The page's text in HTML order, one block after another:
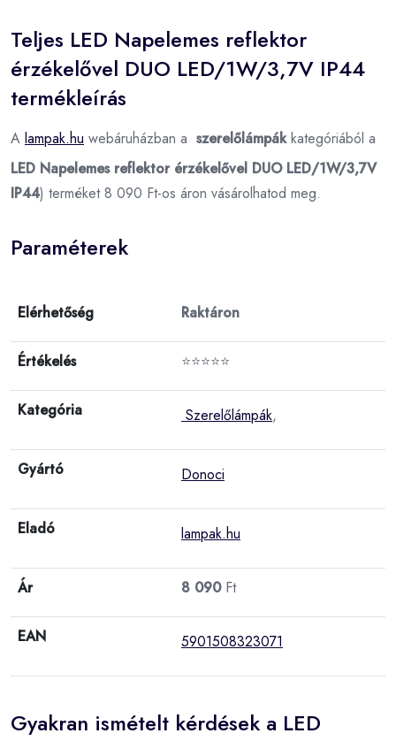
Teljes LED Napelemes reflektor
érzékelővel DUO LED/1W/3,7V IP44
termékleírás
A lampak.hu webáruházban a szerelőlámpákkategóriából a
LED Napelemes reflektor érzékelővel DUO LED/1W/3,7V
IP44) terméket 8 090 Ft-os áron vásárolhatod meg.
Paraméterek
Elérhetőség Raktáron
Értékelés ⭐⭐⭐⭐⭐
Kategória Szerelőlámpák,
Gyártó Donoci
Eladó lampak.hu
Ár 8 090Ft
EAN 5901508323071
Gyakran ismételt kérdések a LED